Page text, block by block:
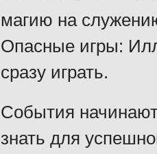
магию на
Опасные игры:
сразу играть.
События
знать для